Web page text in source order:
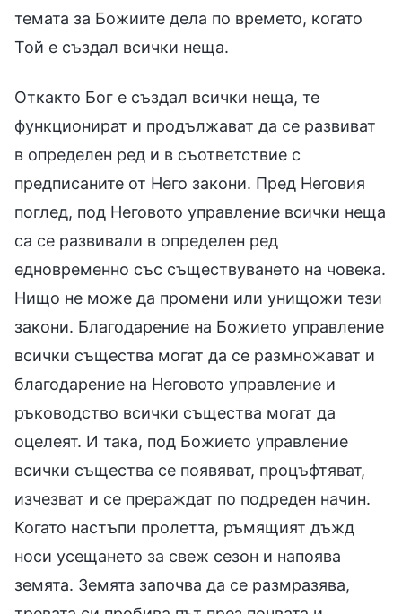
темата за Божиите дела по времето, когато
Той е създал всички неща.
Откакто Бог е създал всички неща, те
функционират и продължават да се развиват
в определен ред и в съответствие с
предписаните от Него закони. Пред Неговия
поглед, под Неговото управление всички неща
са се развивали в определен ред
едновременно със съществуването на човека.
Нищо не може да промени или унищожи тези
закони. Благодарение на Божието управление
всички същества могат да се размножават и
благодарение на Неговото управление и
ръководство всички същества могат да
оцелеят. И така, под Божието управление
всички същества се появяват, процъфтяват,
изчезват и се прераждат по подреден начин.
Когато настъпи пролетта, ръмящият дъжд
носи усещането за свеж сезон и напоява
земята. Земята започва да се размразява,